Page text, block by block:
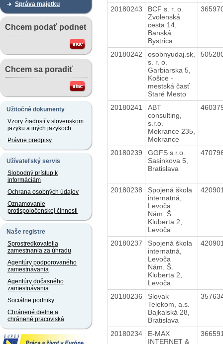
Správa majetku
Chcem podať podnet
Chcem sa poradiť
Užitočné dokumenty
Vzory žiadostí v slovenskom
jazyku a iných jazykoch
Právne predpisy
Užívateľský servis
Slobodný prístup k
informáciám
Ochrana osobných údajov
Oznamovanie
protispoločenskej činnosti
Naše registre
Sprostredkovatelia
zamestnania za úhradu
Agentúry podporovaného
zamestnávania
Agentúry dočasného
zamestnávania
Sociálne podniky
Chránené dielne a
chránené pracoviská
20180243
BCF s. r. o.
Zvolenská
cesta 14,
Banská
Bystrica
20180242
osobnyudaj.sk,
s. r. o.
Garbiarska 5,
Košice -
mestská časť
Staré Mesto
20180241
ABT
consulting,
s.r.o.
Mokrance 235,
Mokrance
20180239
GGFS s.r.o.
Sasinkova 5,
Bratislava
20180238
Spojená škola
internatná,
Levoča
Nám. Š.
Kluberta 2,
Levoča
20180237
Spojená škola
internatná,
Levoča
Nám. Š.
Kluberta 2,
Levoča
20180236
Slovak
Telekom, a.s.
Bajkalská 28,
Bratislava
20180234
E-MAX
INTERNET &